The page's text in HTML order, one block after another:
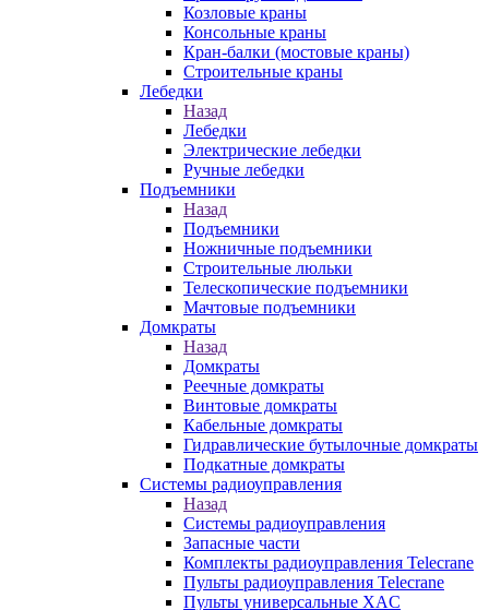
Козловые краны
Консольные краны
Кран-балки (мостовые краны)
Строительные краны
Лебедки
Назад
Лебедки
Электрические лебедки
Ручные лебедки
Подъемники
Назад
Подъемники
Ножничные подъемники
Строительные люльки
Телескопические подъемники
Мачтовые подъемники
Домкраты
Назад
Домкраты
Реечные домкраты
Винтовые домкраты
Кабельные домкраты
Гидравлические бутылочные домкраты
Подкатные домкраты
Системы радиоуправления
Назад
Системы радиоуправления
Запасные части
Комплекты радиоуправления Telecrane
Пульты радиоуправления Telecrane
Пульты универсальные XAC